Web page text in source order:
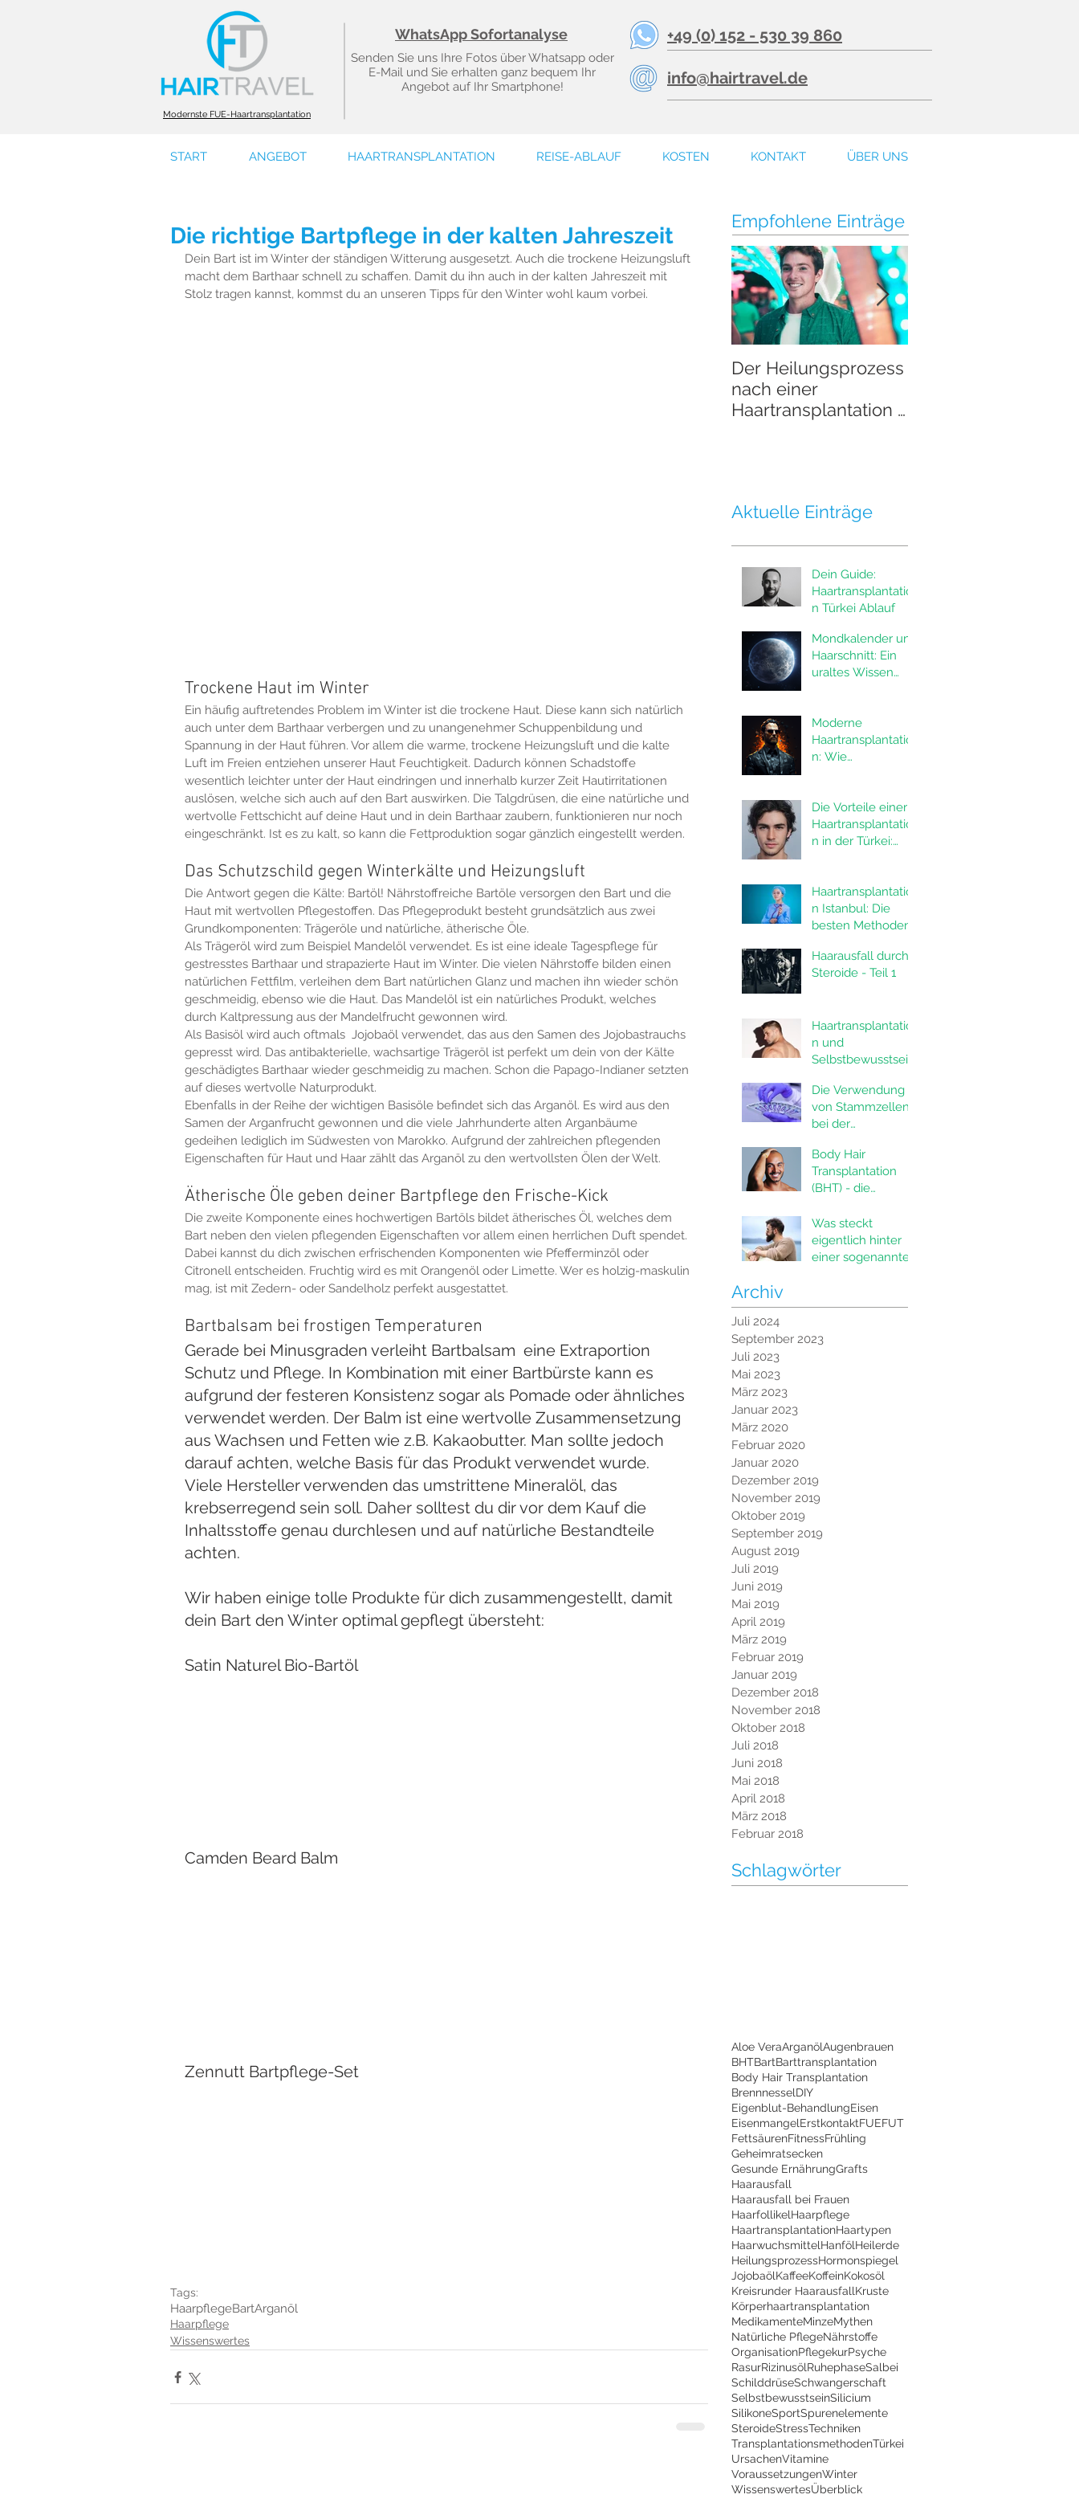
Senden Sie uns Ihre Fotos über Whatsapp oder
E-Mail und Sie erhalten ganz bequem Ihr
Angebot auf Ihr Smartphone!
WhatsApp Sofortanalyse +49 (0) 152 - 530 39 860
info@hairtravel.de
Modernste FUE-Haartransplantation
START ANGEBOT HAARTRANSPLANTATION REISE-ABLAUF KOSTEN KONTAKT ÜBER UNS
Die richtige Bartpflege in der kalten Jahreszeit
Dein Bart ist im Winter der ständigen Witterung ausgesetzt. Auch die trockene Heizungsluft
macht dem Barthaar schnell zu schaffen. Damit du ihn auch in der kalten Jahreszeit mit
Stolz tragen kannst, kommst du an unseren Tipps für den Winter wohl kaum vorbei.
Trockene Haut im Winter
Ein häufig auftretendes Problem im Winter ist die trockene Haut. Diese kann sich natürlich
auch unter dem Barthaar verbergen und zu unangenehmer Schuppenbildung und
Spannung in der Haut führen. Vor allem die warme, trockene Heizungsluft und die kalte
Luft im Freien entziehen unserer Haut Feuchtigkeit. Dadurch können Schadstoffe
wesentlich leichter unter der Haut eindringen und innerhalb kurzer Zeit Hautirritationen
auslösen, welche sich auch auf den Bart auswirken. Die Talgdrüsen, die eine natürliche und
wertvolle Fettschicht auf deine Haut und in dein Barthaar zaubern, funktionieren nur noch
eingeschränkt. Ist es zu kalt, so kann die Fettproduktion sogar gänzlich eingestellt werden.
Das Schutzschild gegen Winterkälte und Heizungsluft
Die Antwort gegen die Kälte: Bartöl! Nährstoffreiche Bartöle versorgen den Bart und die
Haut mit wertvollen Pflegestoffen. Das Pflegeprodukt besteht grundsätzlich aus zwei
Grundkomponenten: Trägeröle und natürliche, ätherische Öle.
Als Trägeröl wird zum Beispiel Mandelöl verwendet. Es ist eine ideale Tagespflege für
gestresstes Barthaar und strapazierte Haut im Winter. Die vielen Nährstoffe bilden einen
natürlichen Fettfilm, verleihen dem Bart natürlichen Glanz und machen ihn wieder schön
geschmeidig, ebenso wie die Haut. Das Mandelöl ist ein natürliches Produkt, welches
durch Kaltpressung aus der Mandelfrucht gewonnen wird.
Als Basisöl wird auch oftmals  Jojobaöl verwendet, das aus den Samen des Jojobastrauchs
gepresst wird. Das antibakterielle, wachsartige Trägeröl ist perfekt um dein von der Kälte
geschädigtes Barthaar wieder geschmeidig zu machen. Schon die Papago-Indianer setzten
auf dieses wertvolle Naturprodukt.
Ebenfalls in der Reihe der wichtigen Basisöle befindet sich das Arganöl. Es wird aus den
Samen der Arganfrucht gewonnen und die viele Jahrhunderte alten Arganbäume
gedeihen lediglich im Südwesten von Marokko. Aufgrund der zahlreichen pflegenden
Eigenschaften für Haut und Haar zählt das Arganöl zu den wertvollsten Ölen der Welt.
Ätherische Öle geben deiner Bartpflege den Frische-Kick
Die zweite Komponente eines hochwertigen Bartöls bildet ätherisches Öl, welches dem
Bart neben den vielen pflegenden Eigenschaften vor allem einen herrlichen Duft spendet.
Dabei kannst du dich zwischen erfrischenden Komponenten wie Pfefferminzöl oder
Citronell entscheiden. Fruchtig wird es mit Orangenöl oder Limette. Wer es holzig-maskulin
mag, ist mit Zedern- oder Sandelholz perfekt ausgestattet.
Bartbalsam bei frostigen Temperaturen
Gerade bei Minusgraden verleiht Bartbalsam  eine Extraportion
Schutz und Pflege. In Kombination mit einer Bartbürste kann es
aufgrund der festeren Konsistenz sogar als Pomade oder ähnliches
verwendet werden. Der Balm ist eine wertvolle Zusammensetzung
aus Wachsen und Fetten wie z.B. Kakaobutter. Man sollte jedoch
darauf achten, welche Basis für das Produkt verwendet wurde.
Viele Hersteller verwenden das umstrittene Mineralöl, das
krebserregend sein soll. Daher solltest du dir vor dem Kauf die
Inhaltsstoffe genau durchlesen und auf natürliche Bestandteile
achten.
Wir haben einige tolle Produkte für dich zusammengestellt, damit
dein Bart den Winter optimal gepflegt übersteht:
Satin Naturel Bio-Bartöl
Camden Beard Balm
Zennutt Bartpflege-Set
Tags:
HaarpflegeBartArganöl
Haarpflege
Wissenswertes
Empfohlene Einträge
Der Heilungsprozess
nach einer
Haartransplantation -
Aktuelle Einträge
Dein Guide:
Haartransplantatio
n Türkei Ablauf
Mondkalender und
Haarschnitt: Ein
uraltes Wissen
Moderne
Haartransplantatio
n: Wie
von Männern
verändern
Die Vorteile einer
Haartransplantatio
n in der Türkei:
Haartransplantatio
n Istanbul: Die
besten Methoden
der Türkei
Haarausfall durch
Steroide - Teil 1
Haartransplantatio
n und
Selbstbewusstsein
Die Verwendung
von Stammzellen
bei der
n
Body Hair
Transplantation
(BHT) - die
für Haarausfall
Was steckt
eigentlich hinter
einer sogenannten
Archiv
Juli 2024
September 2023
Juli 2023
Mai 2023
März 2023
Januar 2023
März 2020
Februar 2020
Januar 2020
Dezember 2019
November 2019
Oktober 2019
September 2019
August 2019
Juli 2019
Juni 2019
Mai 2019
April 2019
März 2019
Februar 2019
Januar 2019
Dezember 2018
November 2018
Oktober 2018
Juli 2018
Juni 2018
Mai 2018
April 2018
März 2018
Februar 2018
Schlagwörter
Aloe VeraArganölAugenbrauen
BHTBartBarttransplantation
Body Hair Transplantation
BrennnesselDIY
Eigenblut-BehandlungEisen
EisenmangelErstkontaktFUEFUT
FettsäurenFitnessFrühling
Geheimratsecken
Gesunde ErnährungGrafts
Haarausfall
Haarausfall bei Frauen
HaarfollikelHaarpflege
HaartransplantationHaartypen
HaarwuchsmittelHanfölHeilerde
HeilungsprozessHormonspiegel
JojobaölKaffeeKoffeinKokosöl
Kreisrunder HaarausfallKruste
Körperhaartransplantation
MedikamenteMinzeMythen
Natürliche PflegeNährstoffe
OrganisationPflegekurPsyche
RasurRizinusölRuhephaseSalbei
SchilddrüseSchwangerschaft
SelbstbewusstseinSilicium
SilikoneSportSpurenelemente
SteroideStressTechniken
TransplantationsmethodenTürkei
UrsachenVitamine
VoraussetzungenWinter
WissenswertesÜberblick